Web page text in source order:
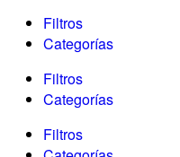
Filtros
Categorías
Filtros
Categorías
Filtros